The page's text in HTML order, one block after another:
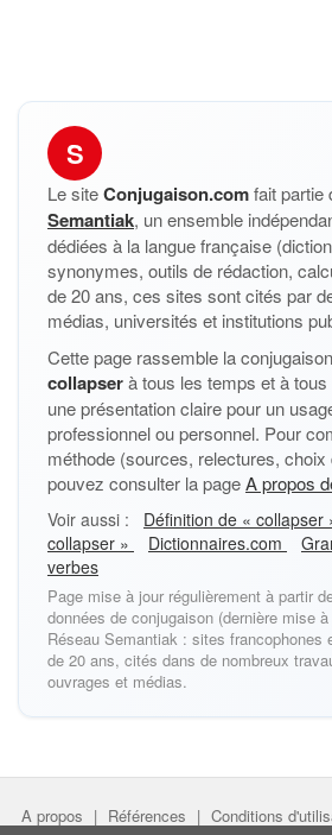
S
Le siteConjugaison.comfait partie
Semantiak, un ensemble
dédiées à la langue française
synonymes, outils de rédaction,
de 20 ans, ces sites sont cités par
médias, universités et institutions
Cette page rassemble la
collapserà tous les temps et à
une présentation claire pour un
professionnel ou personnel. Pour
méthode (sources, relectures,
pouvez consulter la pageA propos
Voir aussi : Définition de « collapser
collapser »
Dictionnaires.com
verbes
Page mise à jour régulièrement à partir
données de conjugaison (dernière mise
Réseau Semantiak : sites francophones
de 20 ans, cités dans de nombreux
ouvrages et médias.
A propos | Références | Conditions